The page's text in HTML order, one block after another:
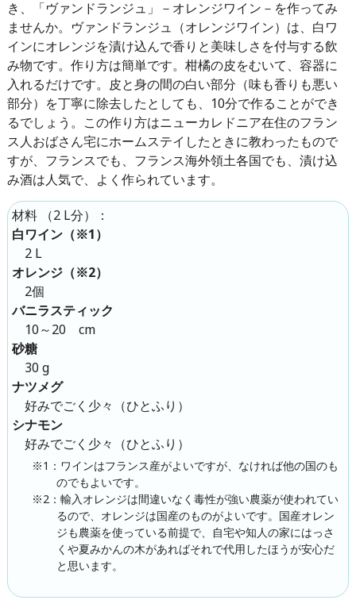
き、「ヴァンドランジュ」－オレンジワイン－を作ってみ
ませんか。ヴァンドランジュ（オレンジワイン）は、白ワ
インにオレンジを漬け込んで香りと美味しさを付与する飲
み物です。作り方は簡単です。柑橘の皮をむいて、容器に
入れるだけです。皮と身の間の白い部分（味も香りも悪い
部分）を丁寧に除去したとしても、10分で作ることができ
るでしょう。この作り方はニューカレドニア在住のフラン
ス人おばさん宅にホームステイしたときに教わったもので
すが、フランスでも、フランス海外領土各国でも、漬け込
み酒は人気で、よく作られています。
材料 （2 L分）：
白ワイン（※1）
2 L
オレンジ（※2）
2個
バニラスティック
10～20 cm
砂糖
30 g
ナツメグ
好みでごく少々（ひとふり）
シナモン
好みでごく少々（ひとふり）
※1：ワインはフランス産がよいですが、なければ他の国のも
のでもよいです。
※2：輸入オレンジは間違いなく毒性が強い農薬が使われてい
るので、オレンジは国産のものがよいです。国産オレン
ジも農薬を使っている前提で、自宅や知人の家にはっさ
くや夏みかんの木があればそれで代用したほうが安心だ
と思います。